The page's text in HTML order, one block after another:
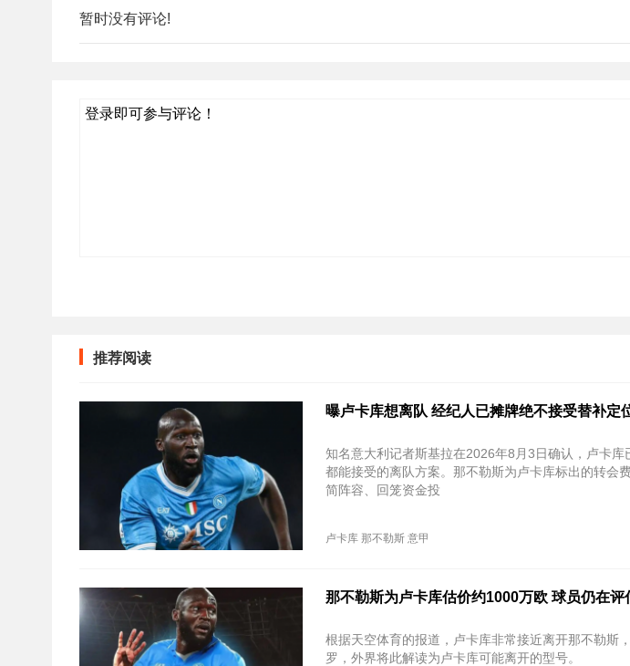
暂时没有评论!
登录即可参与评论！
推荐阅读
曝卢卡库想离队 经纪人已摊牌绝不接受替补定
知名意大利记者斯基拉在2026年8月3日确认，卢卡
都能接受的离队方案。那不勒斯为卢卡库标出的转会
简阵容、回笼资金投
卢卡库 那不勒斯 意甲
那不勒斯为卢卡库估价约1000万欧 球员仍在评
根据天空体育的报道，卢卡库非常接近离开那不勒斯
罗，外界将此解读为卢卡库可能离开的型号。